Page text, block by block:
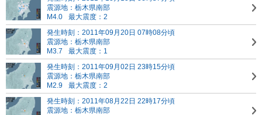
震源地：栃木県南部
M4.0
最大震度：2
発生時刻：2011年09月20日 07時08分頃
震源地：栃木県南部
M3.7
最大震度：1
発生時刻：2011年09月02日 23時15分頃
震源地：栃木県南部
M2.9
最大震度：2
発生時刻：2011年08月22日 22時17分頃
震源地：栃木県南部